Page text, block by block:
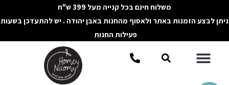
לתוכן
משלוח חינם בכל קנייה מעל 399 ש"ח
ניתן לבצע הזמנות באתר ולאסוף מהחנות באבן יהודה . יש להתעדכן בשעות
פעילות החנות
תפריטחיפוש